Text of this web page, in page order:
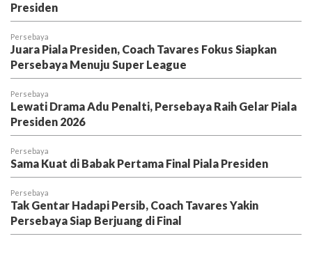
Presiden
Persebaya
Juara Piala Presiden, Coach Tavares Fokus Siapkan
Persebaya Menuju Super League
Persebaya
Lewati Drama Adu Penalti, Persebaya Raih Gelar Piala
Presiden 2026
Persebaya
Sama Kuat di Babak Pertama Final Piala Presiden
Persebaya
Tak Gentar Hadapi Persib, Coach Tavares Yakin
Persebaya Siap Berjuang di Final